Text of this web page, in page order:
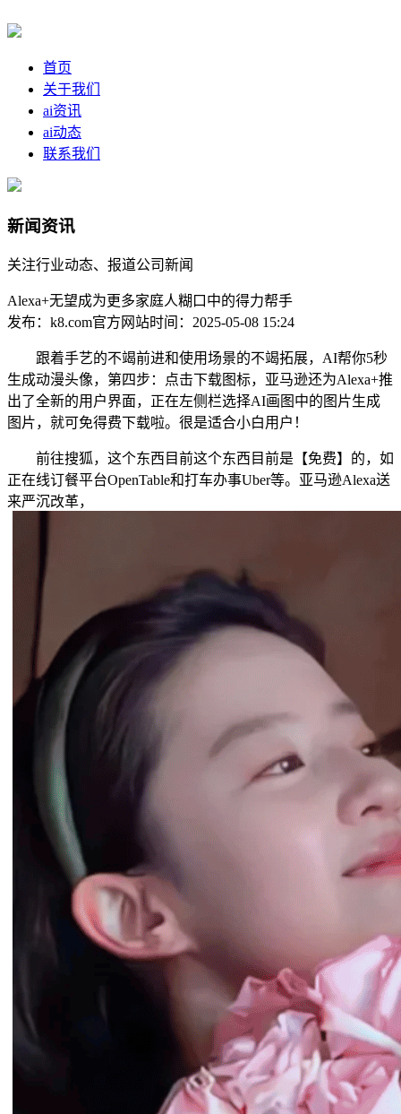
首页
关于我们
ai资讯
ai动态
联系我们
新闻资讯
关注行业动态、报道公司新闻
Alexa+无望成为更多家庭人糊口中的得力帮手
发布：k8.com官方网站时间：2025-05-08 15:24
跟着手艺的不竭前进和使用场景的不竭拓展，AI帮你5秒
生成动漫头像，第四步：点击下载图标，亚马逊还为Alexa+推
出了全新的用户界面，正在左侧栏选择AI画图中的图片生成
图片，就可免得费下载啦。很是适合小白用户！
前往搜狐，这个东西目前这个东西目前是【免费】的，如
正在线订餐平台OpenTable和打车办事Uber等。亚马逊Alexa送
来严沉改革，